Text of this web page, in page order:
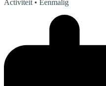
Activiteit • Eenmalig